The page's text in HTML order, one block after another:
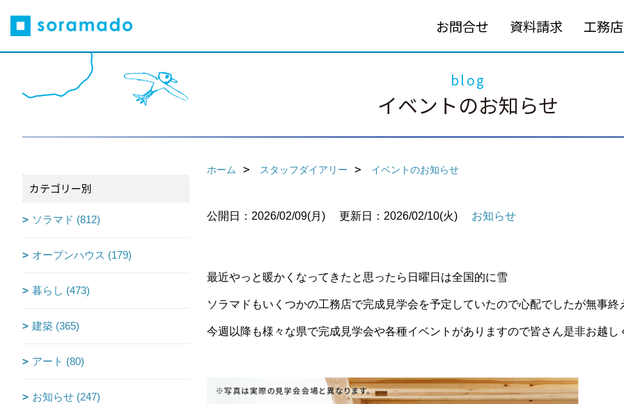
お問合せ 資料請求 工務
blog
イベントのお知らせ
ホーム スタッフダイアリー イベントのお知らせ
公開日：2026/02/09(月) 更新日：2026/02/10(火) お知らせ
最近やっと暖かくなってきたと思ったら日曜日は全国的に雪
ソラマドもいくつかの工務店で完成見学会を予定していたので心配でしたが無事
今週以降も様々な県で完成見学会や各種イベントがありますので皆さん是非お越し
カテゴリー別
ソラマド (812)
オープンハウス (179)
暮らし (473)
建築 (365)
アート (80)
お知らせ (247)